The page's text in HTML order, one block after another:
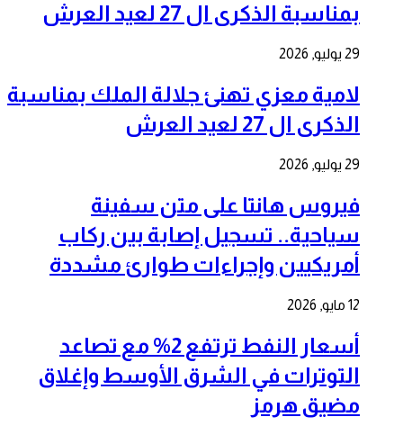
بمناسبة الذكرى ال 27 لعيد العرش
29 يوليو, 2026
لامية معزي تهنئ جلالة الملك بمناسبة
الذكرى ال 27 لعيد العرش
29 يوليو, 2026
فيروس هانتا على متن سفينة
سياحية.. تسجيل إصابة بين ركاب
أمريكيين وإجراءات طوارئ مشددة
12 مايو, 2026
أسعار النفط ترتفع 2% مع تصاعد
التوترات في الشرق الأوسط وإغلاق
مضيق هرمز